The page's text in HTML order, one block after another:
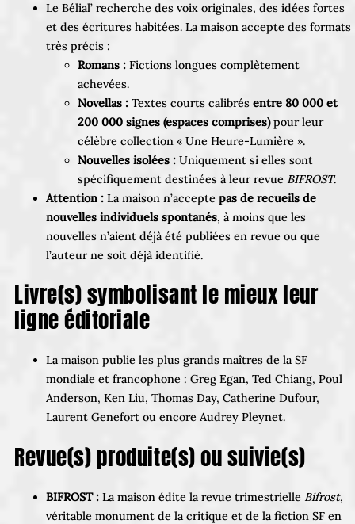
Le Bélial’ recherche des voix originales, des idées fortes
et des écritures habitées. La maison accepte des formats
très précis :
Romans : Fictions longues complètement
achevées.
Novellas : Textes courts calibrés entre 80 000 et
200 000 signes (espaces comprises)pour leur
célèbre collection « Une Heure-Lumière ».
Nouvelles isolées : Uniquement si elles sont
spécifiquement destinées à leur revue BIFROST.
Attention : La maison n’accepte pas de recueils de
nouvelles individuels spontanés, à moins que les
nouvelles n’aient déjà été publiées en revue ou que
l’auteur ne soit déjà identifié.
Livre(s) symbolisant le mieux leur
ligne éditoriale
La maison publie les plus grands maîtres de la SF
mondiale et francophone : Greg Egan, Ted Chiang, Poul
Anderson, Ken Liu, Thomas Day, Catherine Dufour,
Laurent Genefort ou encore Audrey Pleynet.
Revue(s) produite(s) ou suivie(s)
BIFROST : La maison édite la revue trimestrielle Bifrost,
véritable monument de la critique et de la fiction SF en